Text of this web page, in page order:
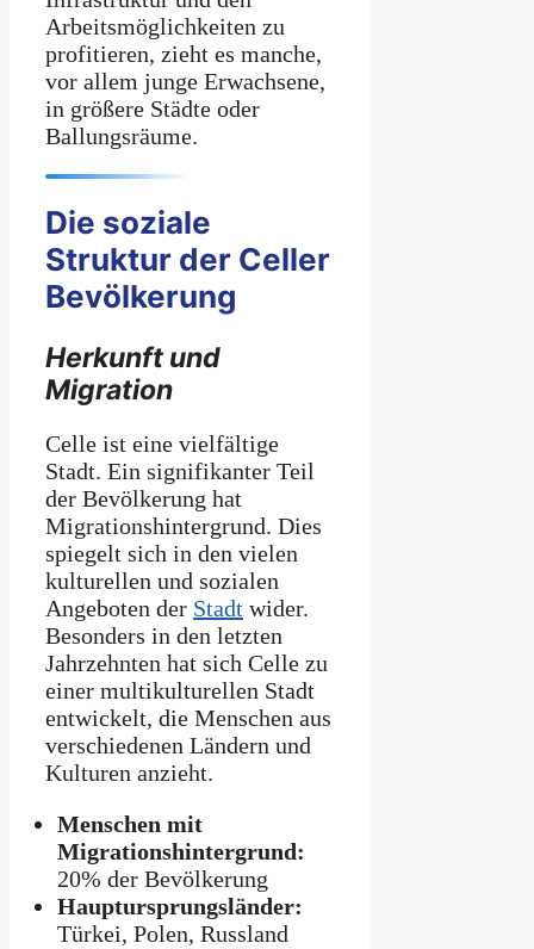
Arbeitsmöglichkeiten zu
profitieren, zieht es manche,
vor allem junge Erwachsene,
in größere Städte oder
Ballungsräume.
Die soziale
Struktur der Celler
Bevölkerung
Herkunft und
Migration
Celle ist eine vielfältige
Stadt. Ein signifikanter Teil
der Bevölkerung hat
Migrationshintergrund. Dies
spiegelt sich in den vielen
kulturellen und sozialen
Angeboten der Stadt wider.
Besonders in den letzten
Jahrzehnten hat sich Celle zu
einer multikulturellen Stadt
entwickelt, die Menschen aus
verschiedenen Ländern und
Kulturen anzieht.
Menschen mit
Migrationshintergrund:
20% der Bevölkerung
Hauptursprungsländer:
Türkei, Polen, Russland